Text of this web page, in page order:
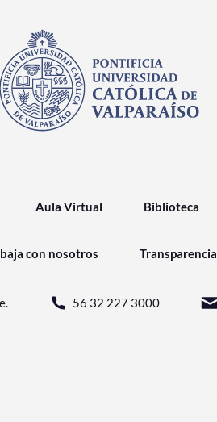
Aula Virtual Biblioteca
con nosotros Transparencia
56 32 227 3000